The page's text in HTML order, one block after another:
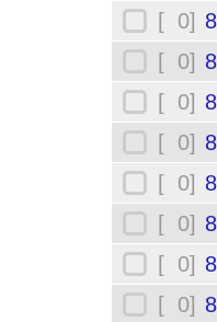
[ 0]
[ 0]
[ 0]
[ 0]
[ 0]
[ 0]
[ 0]
[ 0]